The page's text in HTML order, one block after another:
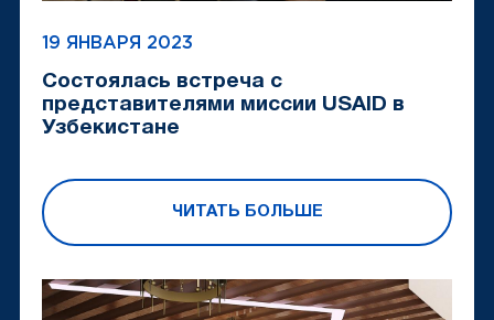
19 ЯНВАРЯ 2023
Состоялась встреча с
представителями миссии USAID в
Узбекистане
ЧИТАТЬ БОЛЬШЕ